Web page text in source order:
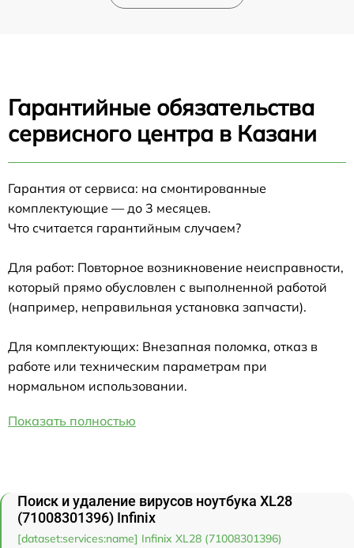
Гарантийные обязательства
сервисного центра в Казани
Гарантия от сервиса: на смонтированные
комплектующие — до 3 месяцев.
Что считается гарантийным случаем?
Для работ: Повторное возникновение неисправности,
который прямо обусловлен с выполненной работой
(например, неправильная установка запчасти).
Для комплектующих: Внезапная поломка, отказ в
работе или техническим параметрам при
нормальном использовании.
Показать полностью
Поиск и удаление вирусов ноутбука XL28
(71008301396) Infinix
[dataset:services:name] Infinix XL28 (71008301396)